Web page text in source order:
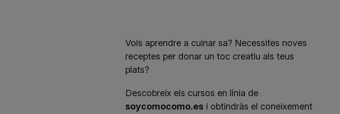
Vols aprendre a cuinar sa? Necessites noves
receptes per donar un toc creatiu als teus
plats?
Descobreix els cursos en línia de
soycomocomo.esi obtindràs el coneixement